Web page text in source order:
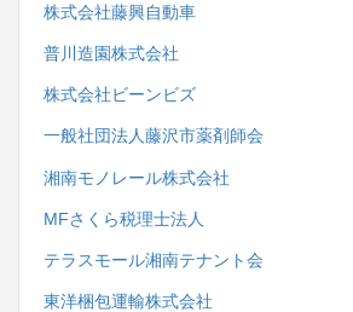
株式会社藤興自動車
普川造園株式会社
株式会社ビーンビズ
一般社団法人藤沢市薬剤師会
湘南モノレール株式会社
MFさくら税理士法人
テラスモール湘南テナント会
東洋梱包運輸株式会社